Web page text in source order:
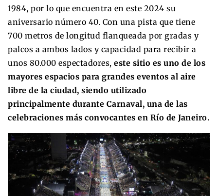
1984, por lo que encuentra en este 2024 su
aniversario número 40. Con una pista que tiene
700 metros de longitud flanqueada por gradas y
palcos a ambos lados y capacidad para recibir a
unos 80.000 espectadores, este sitio es uno de los
mayores espacios para grandes eventos al aire
libre de la ciudad, siendo utilizado
principalmente durante Carnaval, una de las
celebraciones más convocantes en Río de Janeiro.